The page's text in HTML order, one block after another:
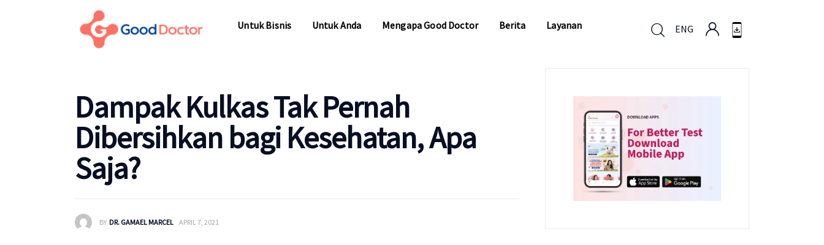
Untuk Bisnis Untuk Anda Mengapa Good Doctor Berita Layanan ENG
Dampak Kulkas Tak Pernah
Dibersihkan bagi Kesehatan, Apa
Saja?
BY DR. GAMAEL MARCEL APRIL 7, 2021